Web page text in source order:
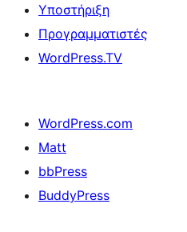
Υποστήριξη
Προγραμματιστές
WordPress.TV
WordPress.com
Matt
bbPress
BuddyPress